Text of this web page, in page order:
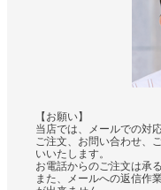
【お願い】
当店では、メールでの対
ご注文、お問い合わせ、
いいたします。
お電話からのご注文は承
また、メールへの返信作